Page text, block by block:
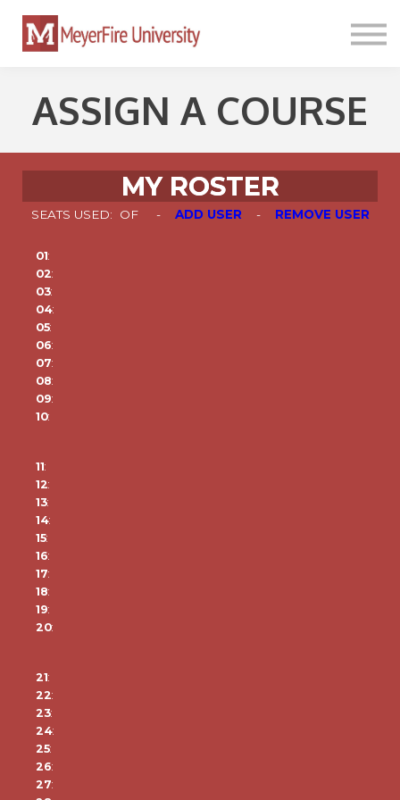
TOOLKIT
SIGN IN
ASSIGN A COURSE
MY ROSTER
SEATS USED: OF - ADD USER - REMOVE USER
01:
02:
03:
04:
05:
06:
07:
08:
09:
10:
11:
12:
13:
14:
15:
16:
17:
18:
19:
20:
21:
22:
23:
24:
25:
26:
27: